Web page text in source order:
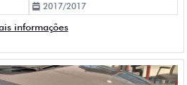
2017/2017
informações